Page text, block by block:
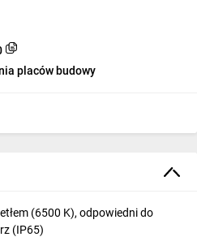
placów budowy
(6500 K), odpowiedni do
(IP65)